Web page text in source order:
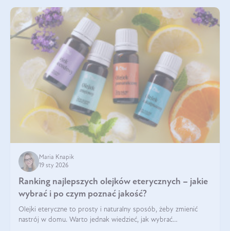
Maria Knapik
19 sty 2026
Ranking najlepszych olejków eterycznych – jakie
wybrać i po czym poznać jakość?
Olejki eteryczne to prosty i naturalny sposób, żeby zmienić
nastrój w domu. Warto jednak wiedzieć, jak wybrać